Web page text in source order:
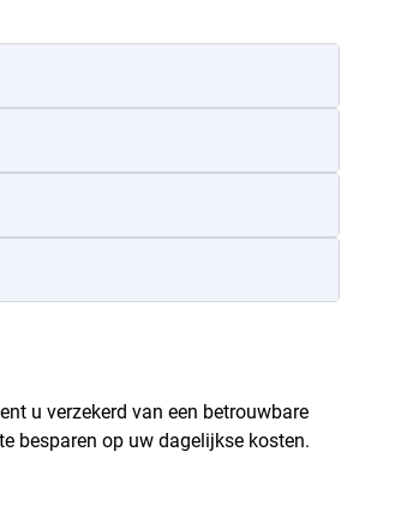
u verzekerd van een betrouwbare
besparen op uw dagelijkse kosten.